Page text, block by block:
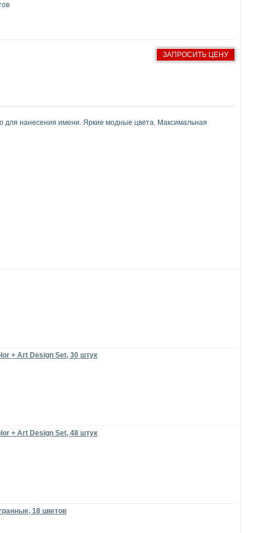
ЗАПРОСИТЬ ЦЕНУ
для нанесения имени. Яркие модные цвета. Максимальная
+ Art Design Set, 30 штук
+ Art Design Set, 48 штук
18 цветов